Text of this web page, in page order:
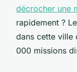
décrocher une
rapidement ?
dans cette ville
000 missions